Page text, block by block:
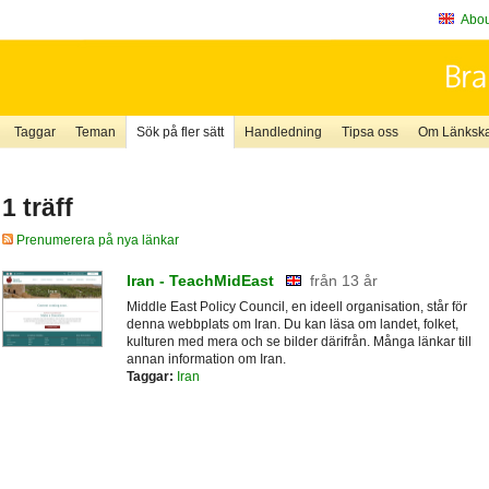
Taggar Teman Sök på fler sätt Handledning Tipsa oss Om
1 träff
Prenumerera på nya länkar
Iran - TeachMidEast från 13 år
Middle East Policy Council, en ideell organisation, står för
denna webbplats om Iran. Du kan läsa om landet, folket,
kulturen med mera och se bilder därifrån. Många länkar till
annan information om Iran.
Taggar: Iran